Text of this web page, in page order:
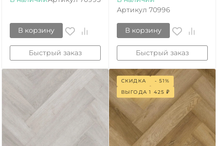
В корзину
Быстрый заказ
Артикул 70996
В корзину
Быстрый заказ
СКИДКА
- 51%
ВЫГОДА1 425 ₽